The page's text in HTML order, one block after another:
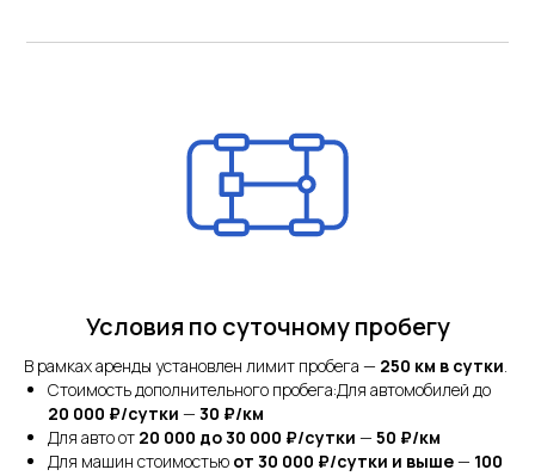
Условия по суточному пробегу
В рамках аренды установлен лимит пробега — 250 км в сутки
Стоимость дополнительного пробега:Для автомобилей до
20 000 ₽/сутки — 30 ₽/км
Для авто от 20 000 до 30 000 ₽/сутки — 50 ₽/км
Для машин стоимостью от 30 000 ₽/сутки и выше— 100
Услуги
Дополнительные услуги